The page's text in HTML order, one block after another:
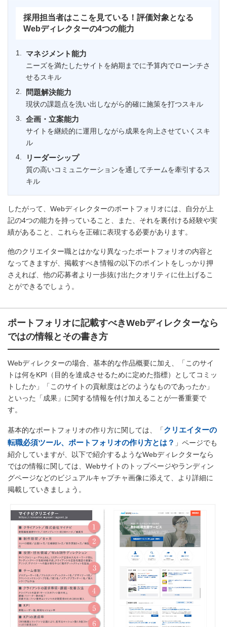
採用担当者はここを見ている！評価対象となる
Webディレクターの4つの能力
マネジメント能力
ニーズを満たしたサイトを納期までに予算内でローンチさ
せるスキル
問題解決能力
現状の課題点を洗い出しながら的確に施策を打つスキル
企画・立案能力
サイトを継続的に運用しながら成果を向上させていくスキ
ル
リーダーシップ
質の高いコミュニケーションを通してチームを牽引するス
キル
したがって、Webディレクターのポートフォリオには、自分が上
記の4つの能力を持っていること、また、それを裏付ける経験や実
績があること、これらを正確に表現する必要があります。
他のクリエイター職とはかなり異なったポートフォリオの内容と
なってきますが、掲載すべき情報の以下のポイントをしっかり押
さえれば、他の応募者より一歩抜け出たクオリティに仕上げるこ
とができるでしょう。
ポートフォリオに記載すべきWebディレクターなら
ではの情報とその書き方
Webディレクターの場合、基本的な作品概要に加え、「このサイ
トは何をKPI（目的を達成させるために定めた指標）としてコミッ
トしたか」「このサイトの貢献度はどのようなものであったか」
といった「成果」に関する情報を付け加えることが一番重要で
す。
基本的なポートフォリオの作り方に関しては、「クリエイターの
転職必須ツール、ポートフォリオの作り方とは？ 」ページでも
紹介していますが、以下で紹介するようなWebディレクターなら
ではの情報に関しては、Webサイトのトップページやランディン
グページなどのビジュアルキャプチャ画像に添えて、より詳細に
掲載していきましょう。